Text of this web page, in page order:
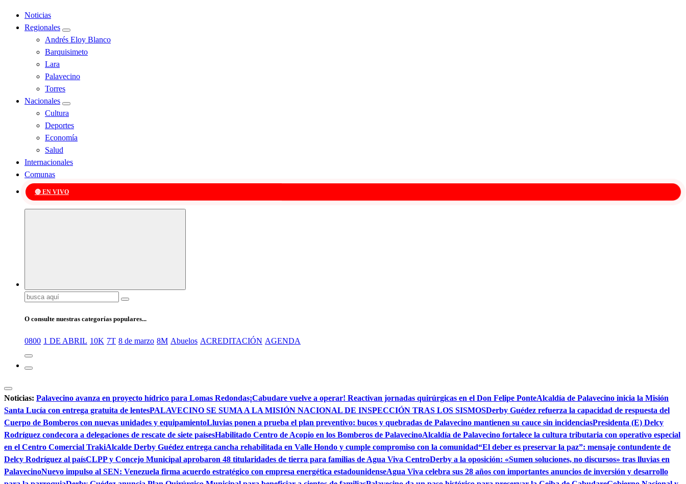
Noticias
Regionales
Andrés Eloy Blanco
Barquisimeto
Lara
Palavecino
Torres
Nacionales
Cultura
Deportes
Economía
Salud
Internacionales
Comunas
🔴 EN VIVO
Buscar:
O consulte nuestras categorías populares...
0800 1 DE ABRIL 10K 7T 8 de marzo 8M Abuelos ACREDITACIÓN AGENDA
Noticias: Palavecino avanza en proyecto hídrico para Lomas Redondas¡Cabudare vuelve a operar! Reactivan jornadas quirúrgicas en el Don Felipe PonteAlcaldía de Palavecino inicia la Misión
Santa Lucía con entrega gratuita de lentesPALAVECINO SE SUMA A LA MISIÓN NACIONAL DE INSPECCIÓN TRAS LOS SISMOSDerby Guédez refuerza la capacidad de respuesta del
Cuerpo de Bomberos con nuevas unidades y equipamientoLluvias ponen a prueba el plan preventivo: bucos y quebradas de Palavecino mantienen su cauce sin incidenciasPresidenta (E) Delcy
Rodríguez condecora a delegaciones de rescate de siete paísesHabilitado Centro de Acopio en los Bomberos de PalavecinoAlcaldía de Palavecino fortalece la cultura tributaria con operativo especial
en el Centro Comercial TrakiAlcalde Derby Guédez entrega cancha rehabilitada en Valle Hondo y cumple compromiso con la comunidad“El deber es preservar la paz”: mensaje contundente de
Delcy Rodríguez al paísCLPP y Concejo Municipal aprobaron 48 titularidades de tierra para familias de Agua Viva CentroDerby a la oposición: «Sumen soluciones, no discursos» tras lluvias en
PalavecinoNuevo impulso al SEN: Venezuela firma acuerdo estratégico con empresa energética estadounidenseAgua Viva celebra sus 28 años con importantes anuncios de inversión y desarrollo